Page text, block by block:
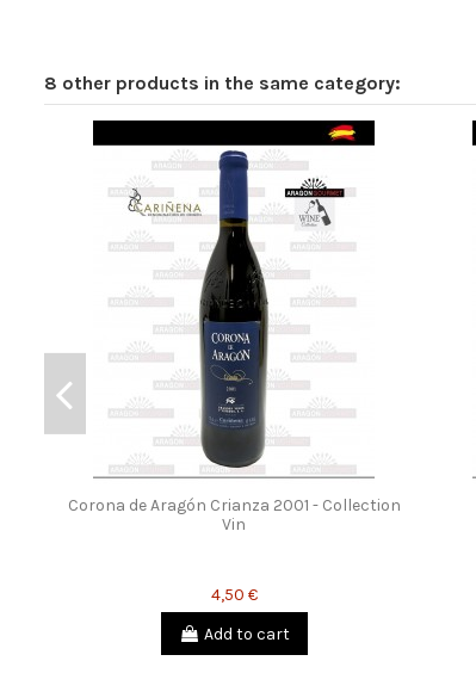
8 other products in the same category:
Corona de Aragón Crianza 2001 - Collection
Vin
4,50 €
Add to cart